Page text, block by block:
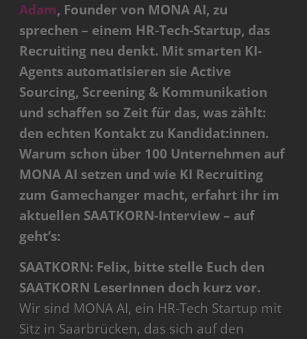
Adam, Founder von MONA AI, zu
sprechen – einem HR-Tech-Startup, das
Recruiting neu denkt. Mit smarten KI-
Agents automatisieren sie Active
Sourcing, Screening & Kommunikation
und schaffen so Zeit für das, was zählt:
den echten Kontakt zu Kandidat:innen.
Warum schon über 100 Unternehmen auf
MONA AI setzen und wie KI Recruiting
zum Gamechanger macht, erfahrt ihr im
aktuellen SAATKORN-Interview – auf
geht’s:
SAATKORN: Felix, bitte stelle Euch den
SAATKORN LeserInnen doch kurz vor.
Wir sind MONA AI, ein HR-Tech Startup mit
Sitz in Saarbrücken, das sich auf den